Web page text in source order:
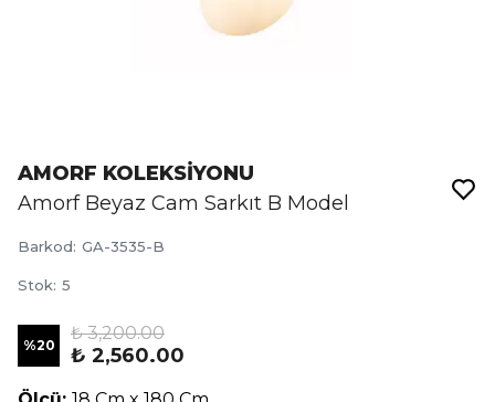
AMORF KOLEKSİYONU
Amorf Beyaz Cam Sarkıt B Model
Barkod: GA-3535-B
Stok: 5
%20
₺ 3,200.00
₺ 2,560.00